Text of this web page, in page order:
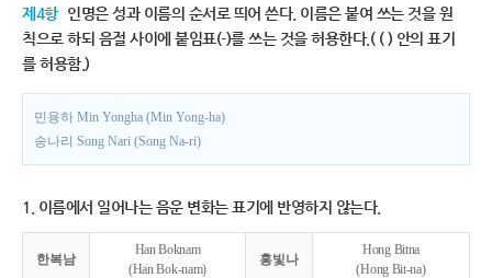
제4항 인명은 성과 이름의 순서로 띄어 쓴다. 이름은 붙여 쓰는 것을 원
칙으로 하되 음절 사이에 붙임표(-)를 쓰는 것을 허용한다.( ( ) 안의 표기
를 허용함.)
민용하 Min Yongha (Min Yong-ha)
송나리 Song Nari (Song Na-ri)
1. 이름에서 일어나는 음운 변화는 표기에 반영하지 않는다.
한복남
Han Boknam
(Han Bok-nam)
홍빛나
Hong Bitna
(Hong Bit-na)